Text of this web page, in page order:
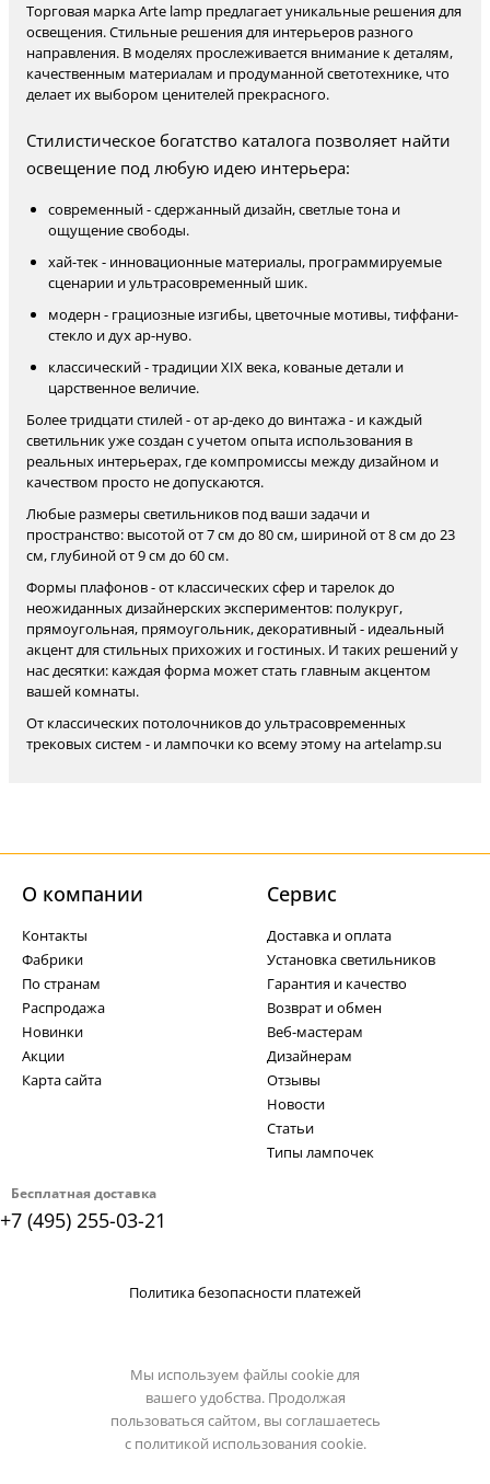
Торговая марка Arte lamp предлагает уникальные решения для
освещения. Стильные решения для интерьеров разного
направления. В моделях прослеживается внимание к деталям,
качественным материалам и продуманной светотехнике, что
делает их выбором ценителей прекрасного.
Стилистическое богатство каталога позволяет найти
освещение под любую идею интерьера:
современный - сдержанный дизайн, светлые тона и
ощущение свободы.
хай-тек - инновационные материалы, программируемые
сценарии и ультрасовременный шик.
модерн - грациозные изгибы, цветочные мотивы, тиффани-
стекло и дух ар-нуво.
классический - традиции XIX века, кованые детали и
царственное величие.
Более тридцати стилей - от ар-деко до винтажа - и каждый
светильник уже создан с учетом опыта использования в
реальных интерьерах, где компромиссы между дизайном и
качеством просто не допускаются.
Любые размеры светильников под ваши задачи и
пространство: высотой от 7 см до 80 см, шириной от 8 см до 23
см, глубиной от 9 см до 60 см.
Формы плафонов - от классических сфер и тарелок до
неожиданных дизайнерских экспериментов: полукруг,
прямоугольная, прямоугольник, декоративный - идеальный
акцент для стильных прихожих и гостиных. И таких решений у
нас десятки: каждая форма может стать главным акцентом
вашей комнаты.
От классических потолочников до ультрасовременных
трековых систем - и лампочки ко всему этому на artelamp.su
Бесплатная доставка
+7 (495) 255-03-21
О компании
Контакты
Фабрики
По странам
Распродажа
Новинки
Акции
Карта сайта
Cервис
Доставка и оплата
Установка светильников
Гарантия и качество
Возврат и обмен
Веб-мастерам
Дизайнерам
Отзывы
Новости
Статьи
Типы лампочек
Политика безопасности платежей
Мы используем файлы cookie для
вашего удобства. Продолжая
пользоваться сайтом, вы соглашаетесь
с политикой использования cookie.